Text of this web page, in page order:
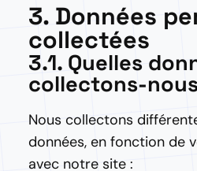
3. Données
collectées
3.1. Quelles
collectons-
Nous collectons
données, en fonction de
avec notre site :